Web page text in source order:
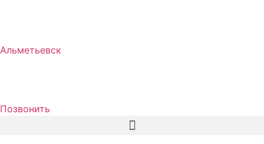
Альметьевск
Позвонить